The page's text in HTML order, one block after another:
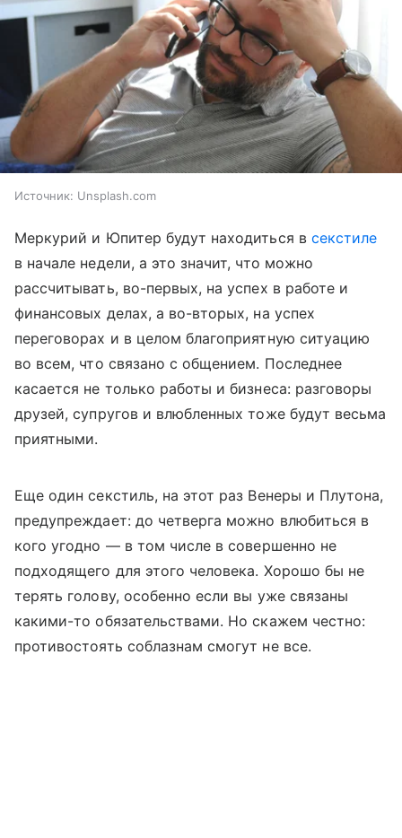
Источник: Unsplash.com
Меркурий и Юпитер будут находиться в секстиле
в начале недели, а это значит, что можно
рассчитывать, во-первых, на успех в работе и
финансовых делах, а во-вторых, на успех
переговорах и в целом благоприятную ситуацию
во всем, что связано с общением. Последнее
касается не только работы и бизнеса: разговоры
друзей, супругов и влюбленных тоже будут весьма
приятными.
Еще один секстиль, на этот раз Венеры и Плутона,
предупреждает: до четверга можно влюбиться в
кого угодно — в том числе в совершенно не
подходящего для этого человека. Хорошо бы не
терять голову, особенно если вы уже связаны
какими-то обязательствами. Но скажем честно:
противостоять соблазнам смогут не все.